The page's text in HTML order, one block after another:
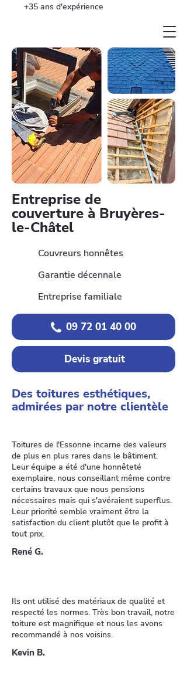
+35 ans d'expérience
Entreprise de
couverture à Bruyères-
le-Châtel
Couvreurs honnêtes
Garantie décennale
Entreprise familiale
09 72 01 40 00
Devis gratuit
Des toitures esthétiques,
admirées par notre clientèle
Toitures de l'Essonne incarne des valeurs
de plus en plus rares dans le bâtiment.
Leur équipe a été d'une honnêteté
exemplaire, nous conseillant même contre
certains travaux que nous pensions
nécessaires mais qui s'avéraient superflus.
Leur priorité semble vraiment être la
satisfaction du client plutôt que le profit à
tout prix.
René G.
Ils ont utilisé des matériaux de qualité et
respecté les normes. Très bon travail, notre
toiture est magnifique et nous les avons
recommandé à nos voisins.
Kevin B.